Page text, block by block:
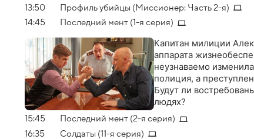
13:50
Профиль убийцы (Миссионер: Часть 2-я)
14:45
Последний мент (1-я серия)
Капитан милиции
аппарата
неузнаваемо
полиция, а
Будут ли
людях?
15:45
Последний мент (2-я серия)
16:35
Солдаты (11-я серия)